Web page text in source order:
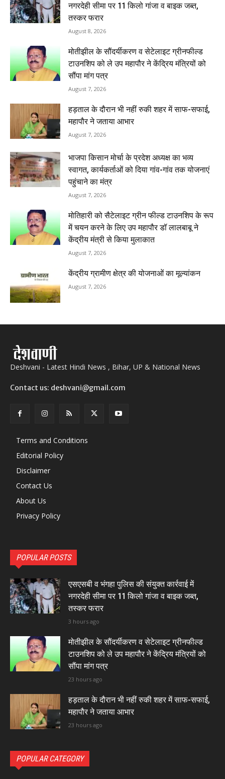
नगरदेही सीमा पर 11 किलो गांजा व बाइक जब्त,
तस्कर फरार
August 8, 2026
मोतीझील के सौंदर्यीकरण व सेटेलाइट ग्रीनफील्ड
टाउनशिप को ले उप महापौर ने केंद्रिय मंत्रियों को
सौंपा मांग पत्र
August 7, 2026
हड़ताल के दौरान भी नहीं रुकी शहर में साफ-सफाई,
महापौर ने जताया आभार
August 7, 2026
भाजपा किसान मोर्चा के प्रदेश अध्यक्ष का भव्य
स्वागत, कार्यकर्ताओं को दिया गांव-गांव तक योजनाएं
पहुंचाने का मंत्र
August 7, 2026
मोतिहारी को सैटेलाइट ग्रीन फील्ड टाउनशिप के रूप
में चयन करने के लिए उप महापौर डॉ लालबाबू ने
केंद्रीय मंत्री से किया मुलाकात
August 7, 2026
केंद्रीय ग्रामीण क्षेत्र की योजनाओं का मूल्यांकन
August 7, 2026
Deshvani - Latest Hindi News , Bihar, UP & National News
Contact us: deshvani@gmail.com
Terms and Conditions
Editorial Policy
Disclaimer
Contact Us
About Us
Privacy Policy
POPULAR POSTS
एसएसबी व भंगहा पुलिस की संयुक्त कार्रवाई में
नगरदेही सीमा पर 11 किलो गांजा व बाइक जब्त,
तस्कर फरार
3 hours ago
मोतीझील के सौंदर्यीकरण व सेटेलाइट ग्रीनफील्ड
टाउनशिप को ले उप महापौर ने केंद्रिय मंत्रियों को
सौंपा मांग पत्र
23 hours ago
हड़ताल के दौरान भी नहीं रुकी शहर में साफ-सफाई,
महापौर ने जताया आभार
23 hours ago
POPULAR CATEGORY